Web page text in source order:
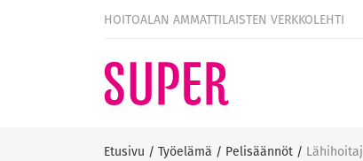
HOITOALAN AMMATTILAISTEN VERKKOLEHTI
Etusivu / Työelämä / Pelisäännöt /